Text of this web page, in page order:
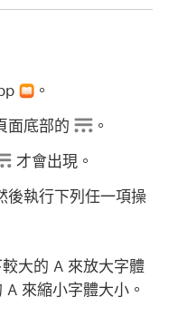
。
面底部的
。
才會出現。
後執行下列任一項操
大的 A 來放大字體
來縮小字體大小。